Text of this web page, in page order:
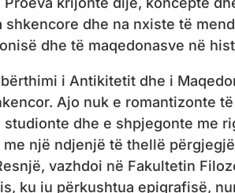
shkencore dhe na nxiste të
dhe të maqedonasve në
i Antikitetit dhe i
Ajo nuk e romantizonte
studionte dhe e shpjegonte me
një ndjenjë të thellë
vazhdoi në Fakultetin
ku iu përkushtua epigrafisë,